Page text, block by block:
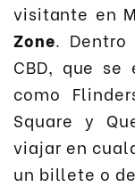
visitante en
Zone.
CBD, que
como
Square y
viajar en
un billete o